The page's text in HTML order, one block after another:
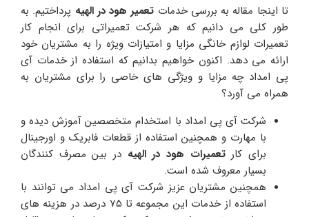
تا اینجا مقاله به بررسی خدمات تعمیر هود در الهیه پرداختیم. به
طور کلی می دانیم که هر شرکت تعمیراتی برای انجام کار
تعمیرات لوازم خانگی مزایا و امتیازات ویژه را به مشتریان خود
ارائه می دهد. اکنون خواهیم بدانیم که استفاده از خدمات آی
پی امداد چه مزایا و ویژگی های خاصی را برای مشتریان به
همراه می آورد؟
شرکت آی پی امداد با استخدام متخصصین آموزش دیده و
با مهارت و همچنین استفاده از قطعات فابریک و اورجینال
برای کارتعمیرات هود در الهیه در بین مصرف کنندگان
بسیار معروف شده است.
همچنین مشتریان عزیز شرکت آی پی امداد می توانند با
استفاده از خدمات این مجموعه تا ۷۵ درصد در هزینه های